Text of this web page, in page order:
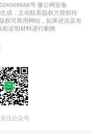
号 豫公网安备
成，主动联系版权方授权转
权可商用网站，如果还涉及有
证明材料进行删除
注公众号